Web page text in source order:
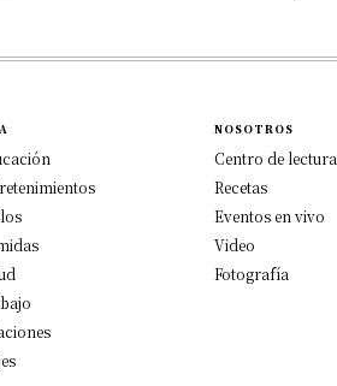
NOSOTROS
Centro de lectura
Recetas
Eventos en vivo
Video
Fotografía